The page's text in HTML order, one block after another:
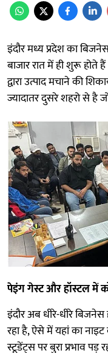
इंदौर मध्य प्रदेश का
बाजार रात में ही शुरू
द्वारा उत्पाद मचाने की
ज्यादातर दुसरे शहरो से है
पेइंग गेस्ट और हॉस्टल में
इंदौर अब धीरे-धीरे
रहा है, ऐसे में यहां का
स्टूडेंट्स पर बुरा प्रभाव